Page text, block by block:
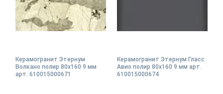
Керамогранит Этернум
Волкано полир 80x160 9 мм
арт. 610015000671
Керамогранит Этернум Гласс
Авио полир 80x160 9 мм арт.
610015000674